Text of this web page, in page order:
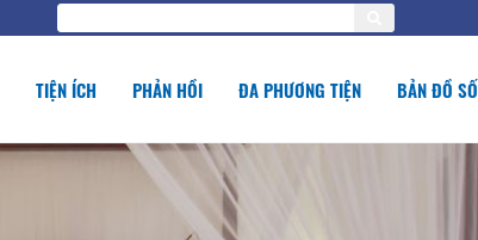
TIỆN ÍCH PHẢN HỒI ĐA PHƯƠNG TIỆN BẢN ĐỒ SỐ